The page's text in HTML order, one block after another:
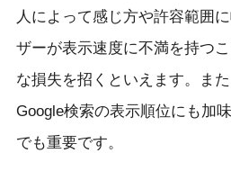
人によって感じ方や許容範囲
ザーが表示速度に不満を持つ
な損失を招くといえます。ま
Google検索の表示順位にも加
でも重要です。